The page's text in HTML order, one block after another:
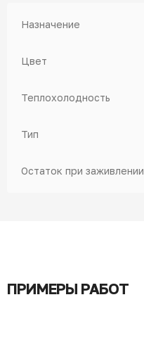
Назначение
Цвет
Теплохолодность
Тип
Остаток при заживлении
ПРИМЕРЫ РАБОТ